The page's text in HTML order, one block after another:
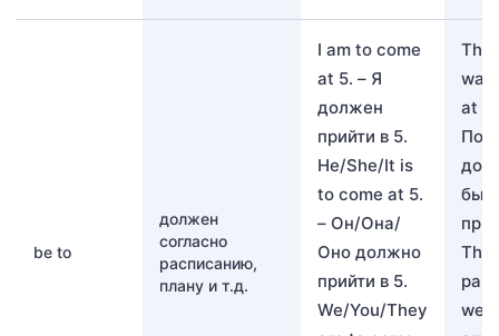
be to
должен
согласно
расписанию,
плану и т.д.
I am to come
at 5. – Я
должен
прийти в 5.
He/She/It is
to come at 5.
– Он/Она/
Оно должно
прийти в 5.
We/You/They
The
was
at
The